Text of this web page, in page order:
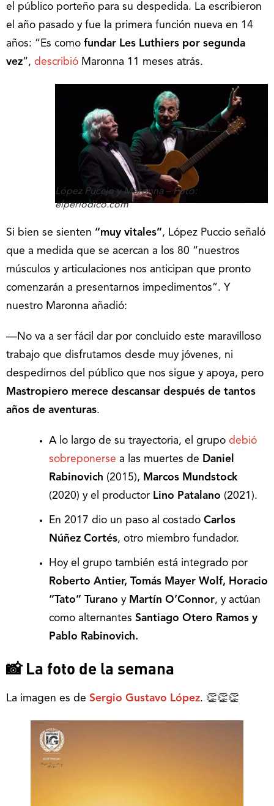
el público porteño para su despedida. La escribieron
el año pasado y fue la primera función nueva en 14
años: “Es como fundar Les Luthiers por segunda
vez”, describió Maronna 11 meses atrás.
López Puccio y Maronna – Foto:
elperiodico.com
Si bien se sienten “muy vitales”, López Puccio señaló
que a medida que se acercan a los 80 “nuestros
músculos y articulaciones nos anticipan que pronto
comenzarán a presentarnos impedimentos”. Y
nuestro Maronna añadió:
—No va a ser fácil dar por concluido este maravilloso
trabajo que disfrutamos desde muy jóvenes, ni
despedirnos del público que nos sigue y apoya, pero
Mastropiero merece descansar después de tantos
años de aventuras.
A lo largo de su trayectoria, el grupo debió
sobreponerse a las muertes de Daniel
Rabinovich (2015), Marcos Mundstock
(2020) y el productor Lino Patalano (2021).
En 2017 dio un paso al costado Carlos
Núñez Cortés, otro miembro fundador.
Hoy el grupo también está integrado por
Roberto Antier, Tomás Mayer Wolf, Horacio
“Tato” Turano yMartín O’Connor, y actúan
como alternantes Santiago Otero Ramos y
Pablo Rabinovich.
📸 La foto de la semana
La imagen es de Sergio Gustavo López. 👏👏👏